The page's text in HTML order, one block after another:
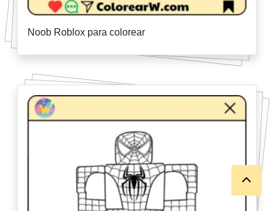
Noob Roblox para colorear